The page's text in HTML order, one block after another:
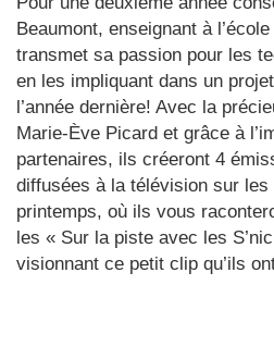
Beaumont, enseignant à
transmet sa passion pour les
en les impliquant dans un
l’année dernière! Avec la
Marie-Ève Picard et grâce à
partenaires, ils créeront 4
diffusées à la télévision sur les
printemps, où ils vous
les « Sur la piste avec les
visionnant ce petit clip qu’ils